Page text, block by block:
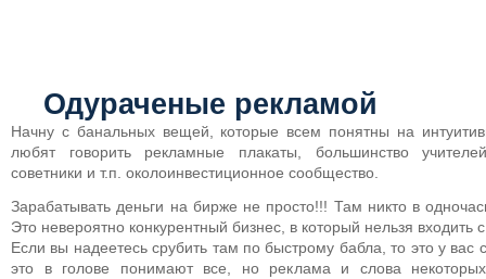
Одураченые рекламой
Начну с банальных вещей, которые всем понятны на
любят говорить рекламные плакаты, большинство
советники и т.п. околоинвестиционное сообщество.
Зарабатывать деньги на бирже не просто!!! Там никто в
Это невероятно конкурентный бизнес, в который нельзя входить
Если вы надеетесь срубить там по быстрому бабла, то это у вас
это в голове понимают все, но реклама и слова